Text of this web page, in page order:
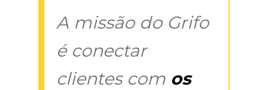
A missão do Grifo
é conectar
clientes com os